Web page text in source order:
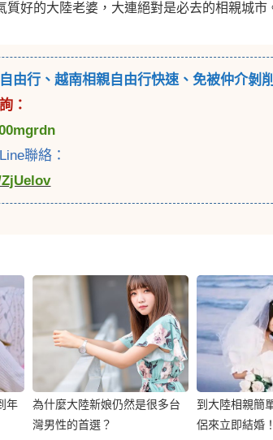
質好的大陸老婆，大連絕對是必去的相親城市
由行 、越南相親自由行快速、免被仲介剝
：
聯絡：
年
為什麼大陸新娘仍然是很多台
灣男性的首選？
到大陸相親簡
侶來立即結婚！